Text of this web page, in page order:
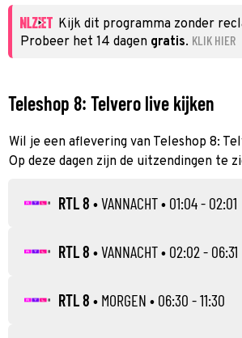
Kijk dit programma zonder
Probeer het 14 dagen gratis. KLIK HIER
Teleshop 8: Telvero live kijken
Wil je een aflevering van Teleshop 8:
Op deze dagen zijn de uitzendingen te
RTL 8 •VANNACHT• 01:04 - 02:01
RTL 8 •VANNACHT• 02:02 - 06:31
RTL 8 • MORGEN • 06:30 - 11:30